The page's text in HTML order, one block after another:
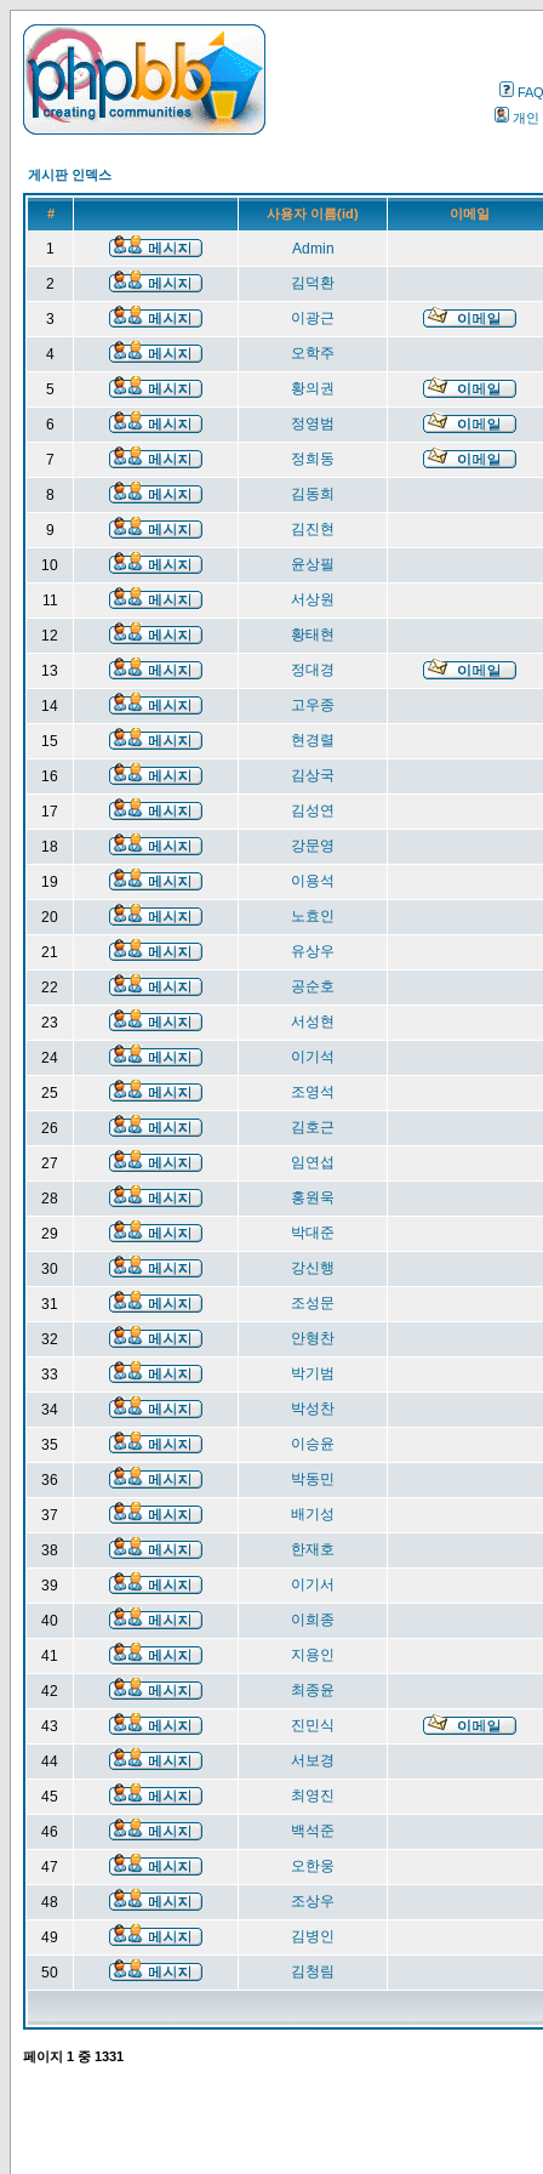
FAQ
개인
게시판 인덱스
# 사용자 이름(id) 이메일
1 Admin
2 김덕환
3 이광근
4 오학주
5 황의권
6 정영범
7 정희동
8 김동희
9 김진현
10 윤상필
11 서상원
12 황태현
13 정대경
14 고우종
15 현경렬
16 김상국
17 김성연
18 강문영
19 이용석
20 노효인
21 유상우
22 공순호
23 서성현
24 이기석
25 조영석
26 김호근
27 임연섭
28 홍원욱
29 박대준
30 강신행
31 조성문
32 안형찬
33 박기범
34 박성찬
35 이승윤
36 박동민
37 배기성
38 한재호
39 이기서
40 이희종
41 지용인
42 최종윤
43 진민식
44 서보경
45 최영진
46 백석준
47 오한웅
48 조상우
49 김병인
50 김청림
페이지 1 중 1331